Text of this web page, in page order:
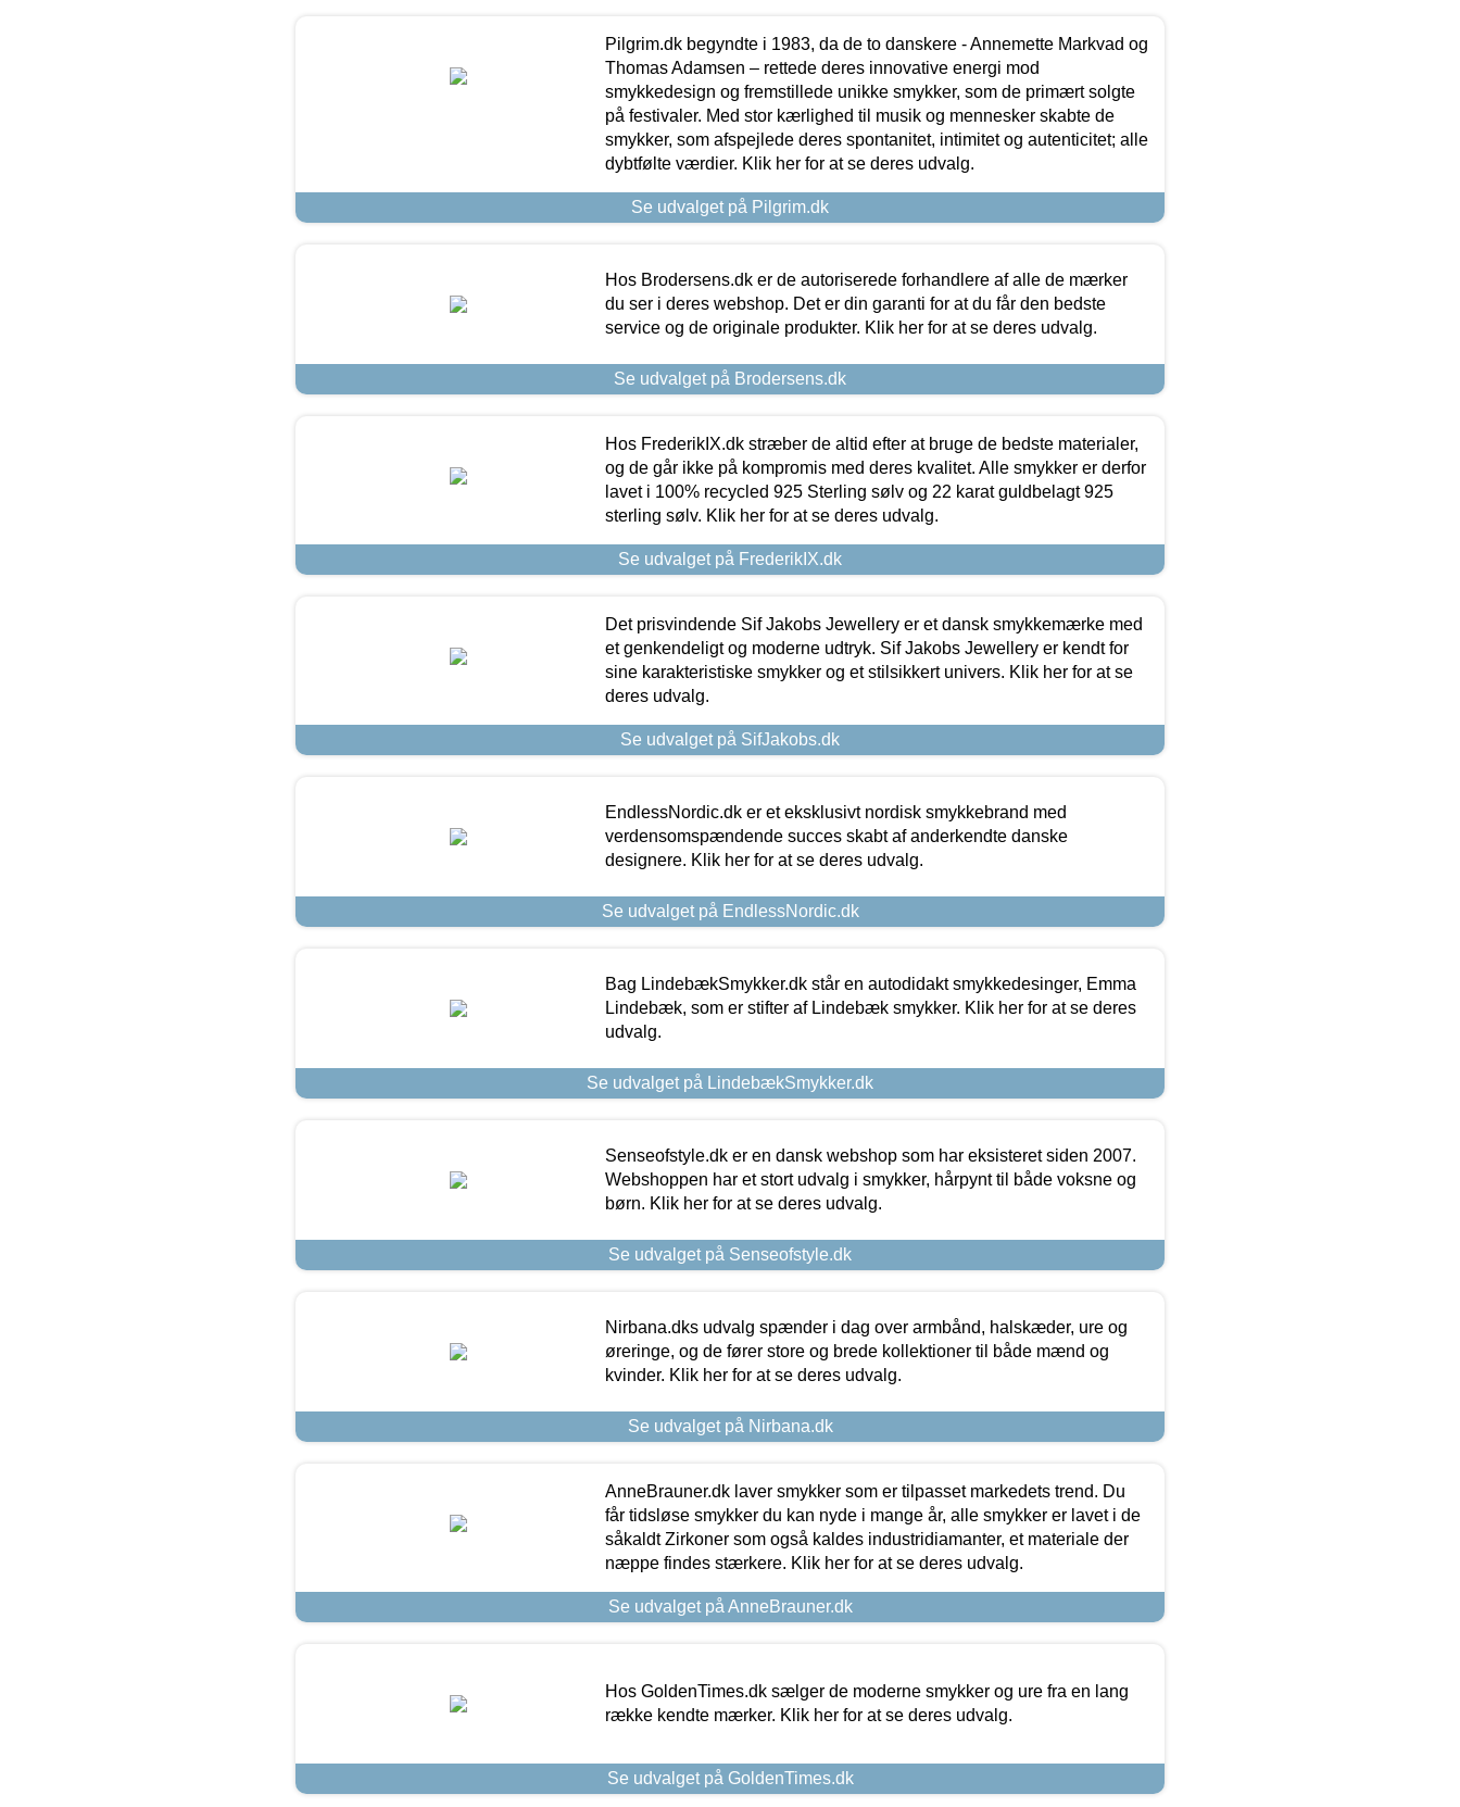
Pilgrim.dk begyndte i 1983, da de to danskere - Annemette Markvad og
Thomas Adamsen – rettede deres innovative energi mod
smykkedesign og fremstillede unikke smykker, som de primært solgte
på festivaler. Med stor kærlighed til musik og mennesker skabte de
smykker, som afspejlede deres spontanitet, intimitet og autenticitet; alle
dybtfølte værdier. Klik her for at se deres udvalg.
Se udvalget på Pilgrim.dk
Hos Brodersens.dk er de autoriserede forhandlere af alle de mærker
du ser i deres webshop. Det er din garanti for at du får den bedste
service og de originale produkter. Klik her for at se deres udvalg.
Se udvalget på Brodersens.dk
Hos FrederikIX.dk stræber de altid efter at bruge de bedste materialer,
og de går ikke på kompromis med deres kvalitet. Alle smykker er derfor
lavet i 100% recycled 925 Sterling sølv og 22 karat guldbelagt 925
sterling sølv. Klik her for at se deres udvalg.
Se udvalget på FrederikIX.dk
Det prisvindende Sif Jakobs Jewellery er et dansk smykkemærke med
et genkendeligt og moderne udtryk. Sif Jakobs Jewellery er kendt for
sine karakteristiske smykker og et stilsikkert univers. Klik her for at se
deres udvalg.
Se udvalget på SifJakobs.dk
EndlessNordic.dk er et eksklusivt nordisk smykkebrand med
verdensomspændende succes skabt af anderkendte danske
designere. Klik her for at se deres udvalg.
Se udvalget på EndlessNordic.dk
Bag LindebækSmykker.dk står en autodidakt smykkedesinger, Emma
Lindebæk, som er stifter af Lindebæk smykker. Klik her for at se deres
udvalg.
Se udvalget på LindebækSmykker.dk
Senseofstyle.dk er en dansk webshop som har eksisteret siden 2007.
Webshoppen har et stort udvalg i smykker, hårpynt til både voksne og
børn. Klik her for at se deres udvalg.
Se udvalget på Senseofstyle.dk
Nirbana.dks udvalg spænder i dag over armbånd, halskæder, ure og
øreringe, og de fører store og brede kollektioner til både mænd og
kvinder. Klik her for at se deres udvalg.
Se udvalget på Nirbana.dk
AnneBrauner.dk laver smykker som er tilpasset markedets trend. Du
får tidsløse smykker du kan nyde i mange år, alle smykker er lavet i de
såkaldt Zirkoner som også kaldes industridiamanter, et materiale der
næppe findes stærkere. Klik her for at se deres udvalg.
Se udvalget på AnneBrauner.dk
Hos GoldenTimes.dk sælger de moderne smykker og ure fra en lang
række kendte mærker. Klik her for at se deres udvalg.
Se udvalget på GoldenTimes.dk